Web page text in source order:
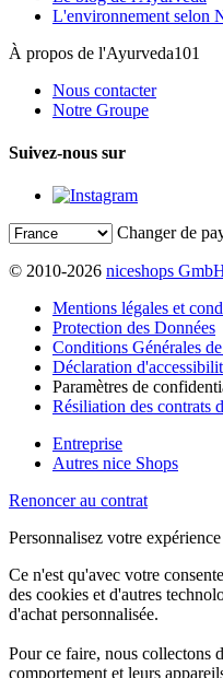
L'environnement selon
À propos de l'Ayurveda101
Nous contacter
Notre Groupe
Suivez-nous sur
Changer de
© 2010-2026 niceshops
Mentions légales et
Protection des Données
Conditions Générales
Déclaration
Paramètres de
Résiliation des contrats
Entreprise
Autres nice Shops
Renoncer au contrat
Personnalisez votre
Ce n'est qu'avec votre
des cookies et d'autres
d'achat personnalisée.
Pour ce faire, nous collectons
comportement et leurs